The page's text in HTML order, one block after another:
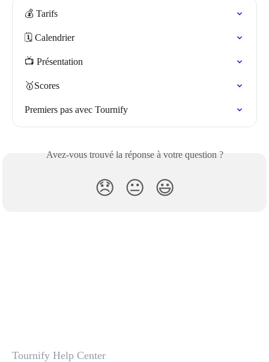
💰 Tarifs
🗓️ Calendrier
📺 Présentation
🥇Scores
Premiers pas avec Tournify
Avez-vous trouvé la réponse à votre question ?
😞 😐 😃
Tournify Help Center